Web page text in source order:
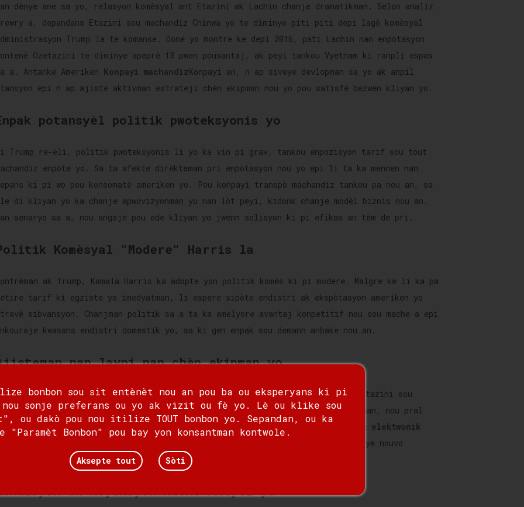
dènye ane sa yo, relasyon komèsyal ant Etazini ak Lachin chanje dramatikman. Selon analiz
a, depandans Etazini sou machandiz Chinwa yo te diminye piti piti depi lagè komèsyal
Trump la te kòmanse. Done yo montre ke depi 2016, pati Lachin nan enpòtasyon
Ozetazini te diminye apeprè 13 pwen pousantaj, ak peyi tankou Vyetnam ki ranpli espas
a. Antanke Ameriken Konpayi machandizKonpayi an, n ap siveye devlopman sa yo ak anpil
epi n ap ajiste aktivman estrateji chèn ekipman nou yo pou satisfè bezwen kliyan yo.
potansyèl politik pwoteksyonis yo
Trump re-eli, politik pwoteksyonis li yo ka vin pi grav, tankou enpozisyon tarif sou tout
enpòte yo. Sa ta afekte dirèkteman pri enpòtasyon nou yo epi li ta ka mennen nan
ki pi wo pou konsomatè ameriken yo. Pou konpayi transpò machandiz tankou pa nou an, sa
di kliyan yo ka chanje apwovizyonman yo nan lòt peyi, kidonk chanje modèl biznis nou an.
senaryo sa a, nou angaje pou ede kliyan yo jwenn solisyon ki pi efikas an tèm de pri.
Komèsyal "Modere" Harris la
ak Trump, Kamala Harris ka adopte yon politik komès ki pi modere. Malgre ke li ka pa
tarif ki egziste yo imedyatman, li espere sipòte endistri ak ekspòtasyon ameriken yo
sibvansyon. Chanjman politik sa a ta ka amelyore avantaj konpetitif nou sou mache a epi
kwasans endistri domestik yo, sa ki gen enpak sou demann anbake nou an.
nan lavni nan chèn ekipman yo
rezilta eleksyon an, nou obsève yon diminisyon gradyèl nan depandans Etazini sou
ekipman Chinwa yo. Antanke yon konpayi machandiz ki oryante entènasyonalman, nou pral
siveye chanjman sa yo pou asire nou bay sèvis fleksib ak fyab.
Lojistik elektwonik
pou kliyan nou yo. Nou kwè ke divèsifikasyon chenn ekipman yo pral kreye nouvo
pou biznis nou an.
ak Reyaksyon Mache Aktyèl yo
bonbon sou sit entènèt nou an pou ba ou eksperyans ki pi
sonje preferans ou yo ak vizit ou fè yo. Lè ou klike sou
ou dakò pou nou itilize TOUT bonbon yo. Sepandan, ou ka
Bonbon" pou bay yon konsantman kontwole.
Aksepte tout Sòti